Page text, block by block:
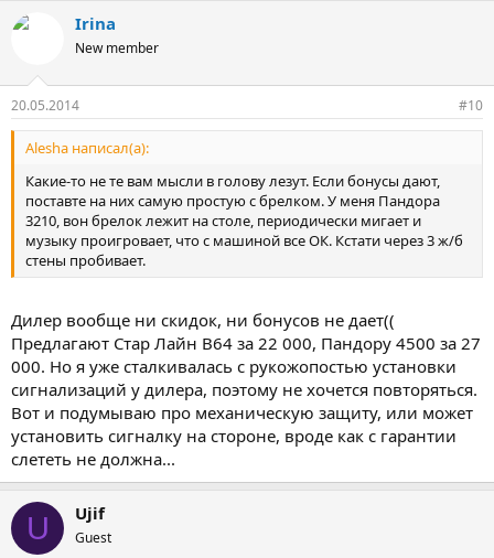
Irina
New member
20.05.2014 #10
Alesha написал(а):
Какие-то не те вам мысли в голову лезут. Если бонусы дают,
поставте на них самую простую с брелком. У меня Пандора
3210, вон брелок лежит на столе, периодически мигает и
музыку проигровает, что с машиной все ОК. Кстати через 3 ж/б
стены пробивает.
Дилер вообще ни скидок, ни бонусов не дает((
Предлагают Стар Лайн В64 за 22 000, Пандору 4500 за 27
000. Но я уже сталкивалась с рукожопостью установки
сигнализаций у дилера, поэтому не хочется повторяться.
Вот и подумываю про механическую защиту, или может
установить сигналку на стороне, вроде как с гарантии
слететь не должна...
U Ujif
Guest